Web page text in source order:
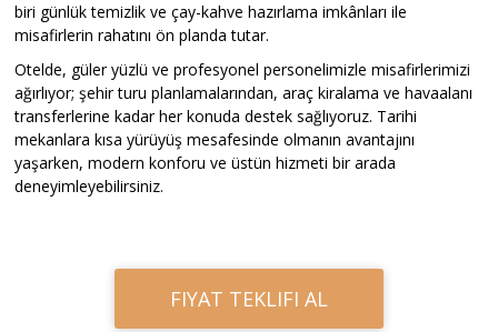
biri günlük temizlik ve çay-kahve hazırlama imkânları ile
misafirlerin rahatını ön planda tutar.
Otelde, güler yüzlü ve profesyonel personelimizle misafirlerimizi
ağırlıyor; şehir turu planlamalarından, araç kiralama ve havaalanı
transferlerine kadar her konuda destek sağlıyoruz. Tarihi
mekanlara kısa yürüyüş mesafesinde olmanın avantajını
yaşarken, modern konforu ve üstün hizmeti bir arada
deneyimleyebilirsiniz.
FIYAT TEKLIFI AL